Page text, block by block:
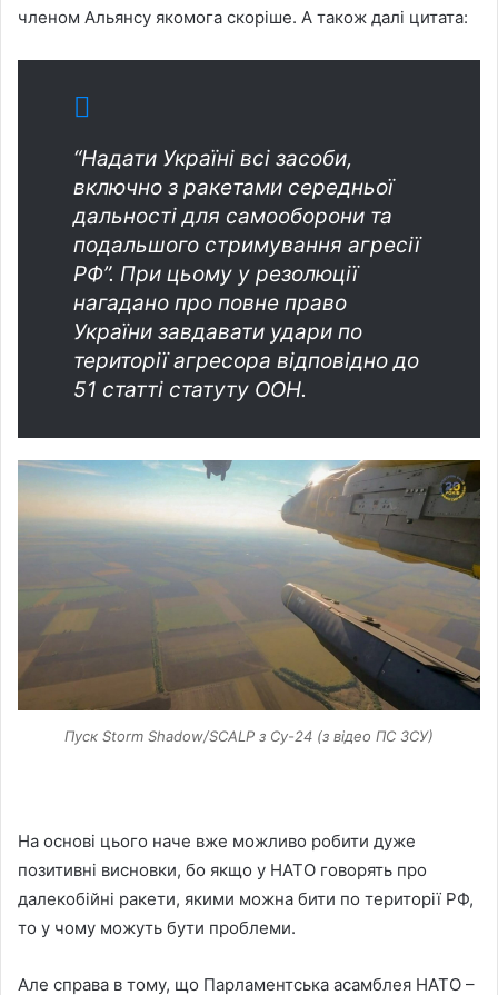
членом Альянсу якомога скоріше. А також далі цитата:
“Надати Україні всі засоби,
включно з ракетами середньої
дальності для самооборони та
подальшого стримування агресії
РФ”. При цьому у резолюції
нагадано про повне право
України завдавати удари по
території агресора відповідно до
51 статті статуту ООН.
Пуск Storm Shadow/SCALP з Су-24 (з відео ПС ЗСУ)
На основі цього наче вже можливо робити дуже
позитивні висновки, бо якщо у НАТО говорять про
далекобійні ракети, якими можна бити по території РФ,
то у чому можуть бути проблеми.
Але справа в тому, що Парламентська асамблея НАТО –